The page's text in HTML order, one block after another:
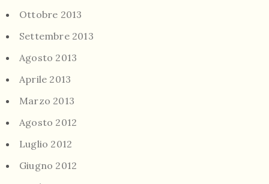
Ottobre 2013
Settembre 2013
Agosto 2013
Aprile 2013
Marzo 2013
Agosto 2012
Luglio 2012
Giugno 2012